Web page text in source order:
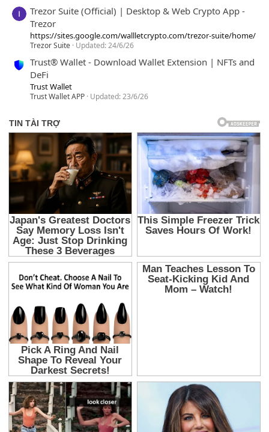
Trezor Suite (Official) | Desktop & Web Crypto App -
Trezor
https://sites.google.com/wallletcrypto.com/trezor-suite/home/
Trezor Suite Updated:24/6/26
Trust® Wallet - Download Wallet Extension | NFTs and
DeFi
Trust Wallet
Trust Wallet APP Updated:23/6/26